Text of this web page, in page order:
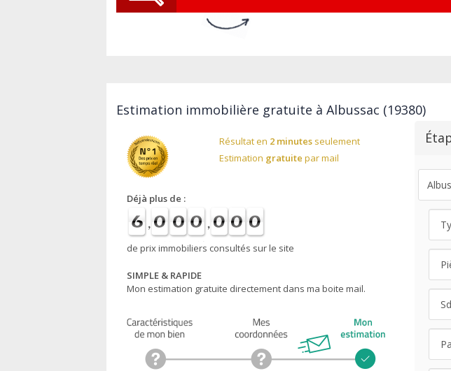
Estimation immobilière gratuite à Albussac (19380)
Résultat en 2 minutesseulement
Estimation gratuite par mail
Déjà plus de :
de prix immobiliers consultés sur le site
SIMPLE & RAPIDE
Mon estimation gratuite directement dans ma boite mail.